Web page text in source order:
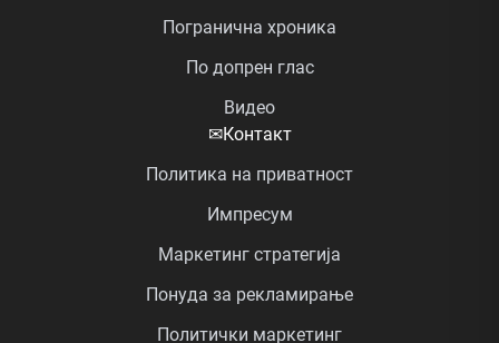
Погранична хроника
По допрен глас
Видео
✉Контакт
Политика на приватност
Импресум
Маркетинг стратегија
Понуда за рекламирање
Политички маркетинг